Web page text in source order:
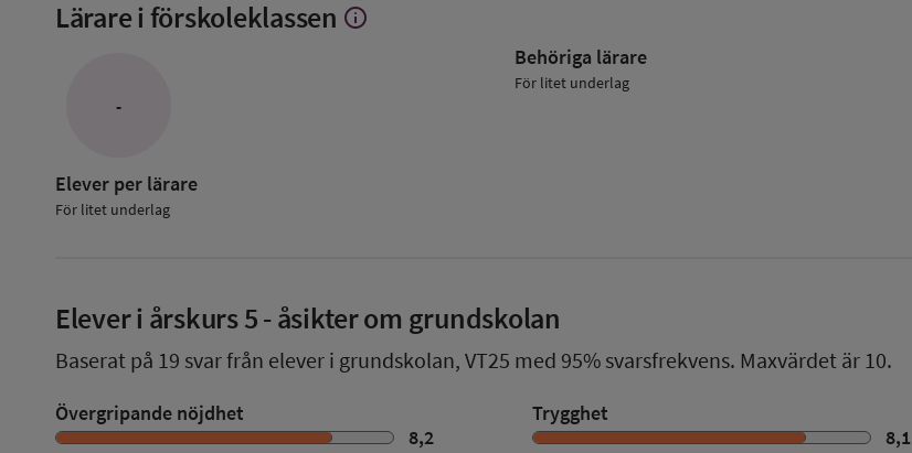
Lärare i förskoleklassen Visa
info
-
Elever per lärare
För litet underlag
Behöriga lärare
För litet underlag
Elever i årskurs 5- åsikter om grundskolan
Baserat på 19 svar från elever i grundskolan, VT25 med 95% svarsfrekvens. Maxvärdet är 10.
Övergripande nöjdhet
8,2
Trygghet
8,1